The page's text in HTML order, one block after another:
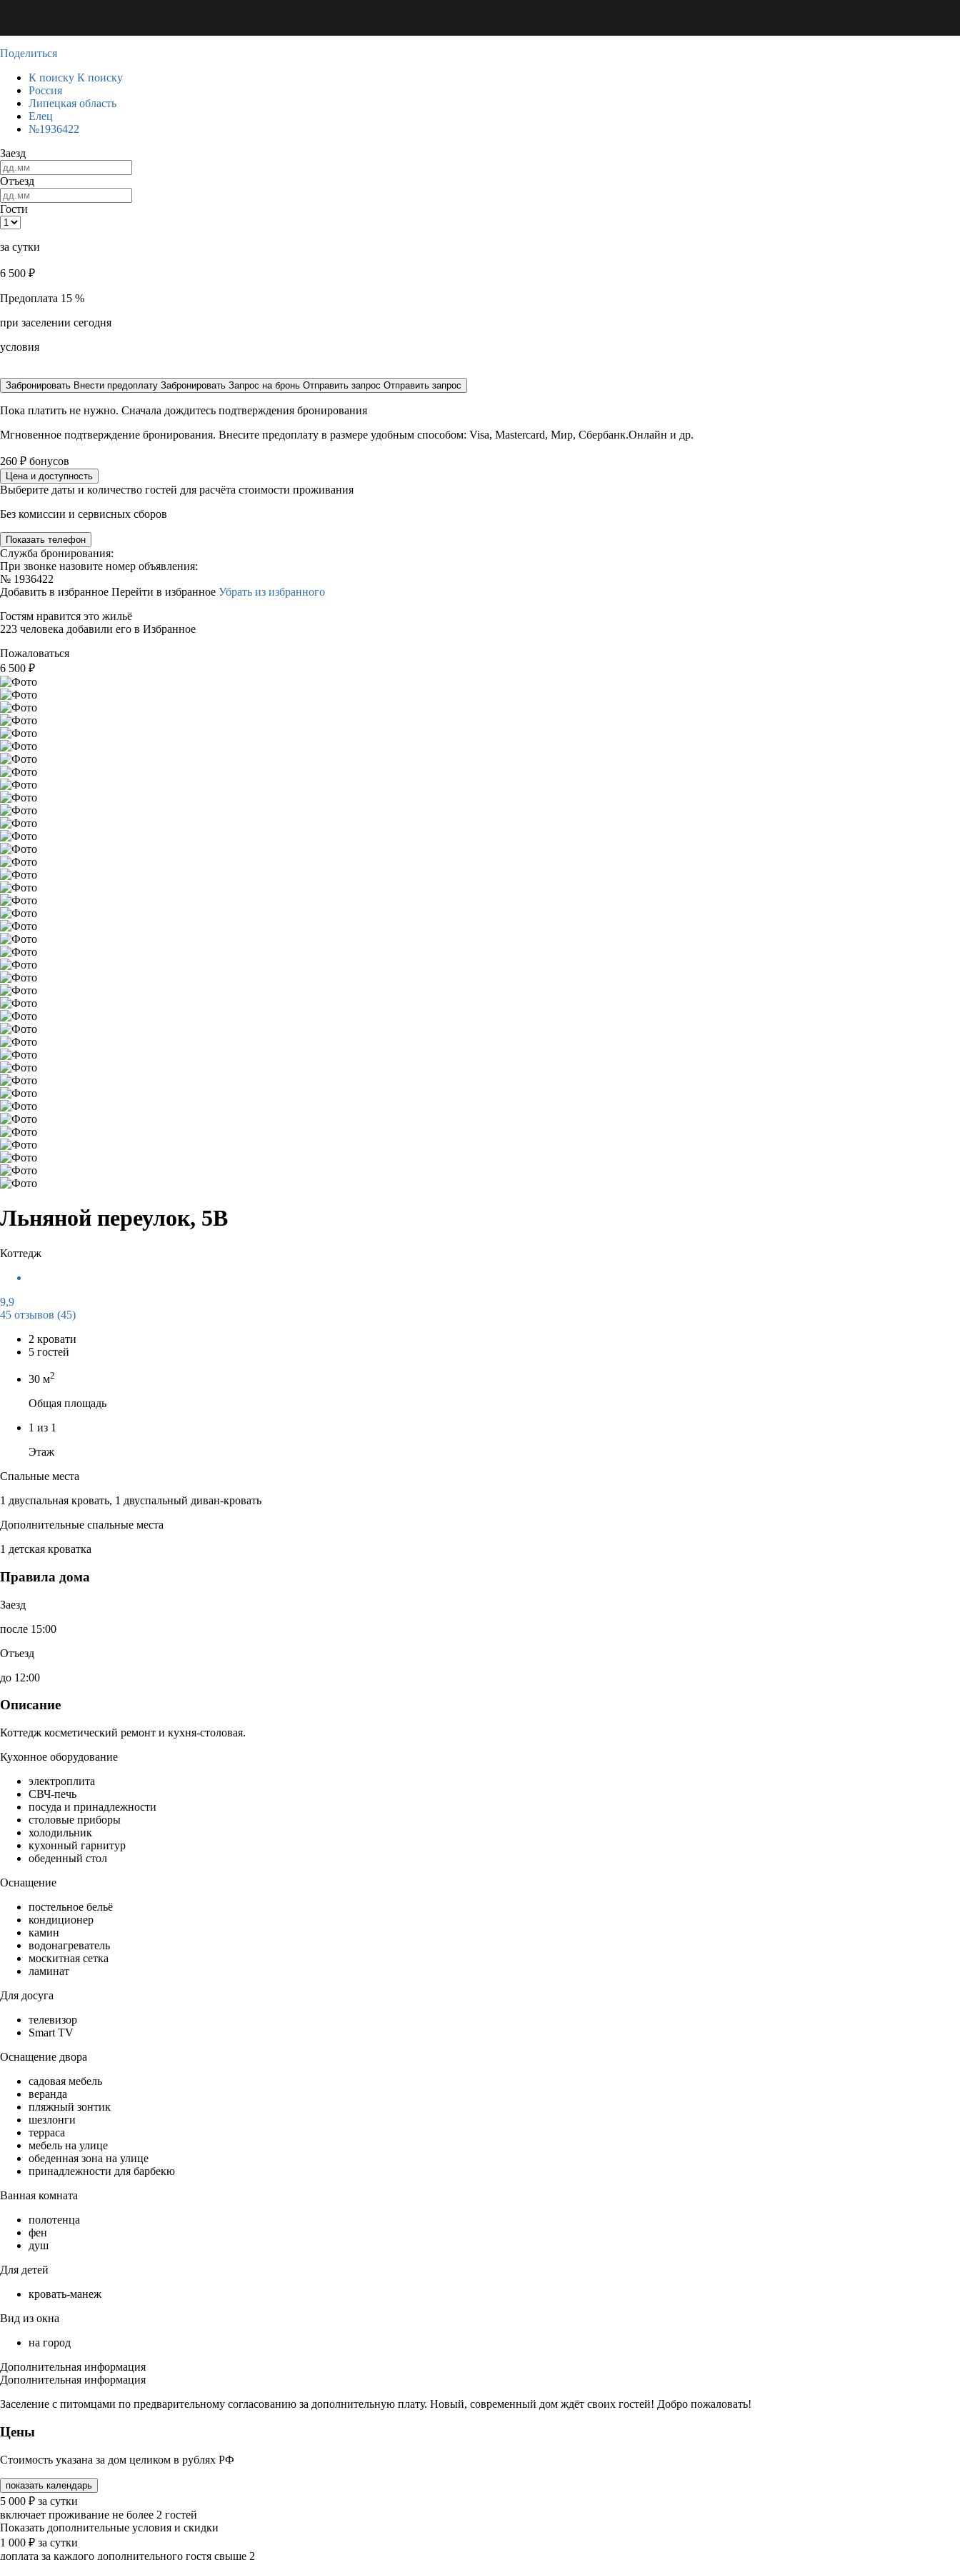
Поделиться
К поиску К поиску
Россия
Липецкая область
Елец
№1936422
Заезд
Отъезд
Гости
за сутки
6 500 ₽
Предоплата 15 %
при заселении сегодня
условия
Забронировать Внести предоплату Забронировать Запрос на бронь Отправить запрос Отправить запрос
Пока платить не нужно. Сначала дождитесь подтверждения бронирования
Мгновенное подтверждение бронирования. Внесите предоплату в размере удобным способом: Visa, Mastercard, Мир, Сбербанк.Онлайн и др.
260 ₽ бонусов
Цена и доступность
Выберите даты и количество гостей для расчёта стоимости проживания
Без комиссии и сервисных сборов
Показать телефон
Служба бронирования:
При звонке назовите номер объявления:
№ 1936422
Добавить в избранное Перейти в избранное Убрать из избранного
Гостям нравится это жильё
223 человека добавили его в Избранное
Пожаловаться
6 500 ₽
Льняной переулок, 5В
Коттедж
9,9
45 отзывов (45)
2 кровати
5 гостей
30 м2
Общая площадь
1 из 1
Этаж
Спальные места
1 двуспальная кровать, 1 двуспальный диван-кровать
Дополнительные спальные места
1 детская кроватка
Правила дома
Заезд
после 15:00
Отъезд
до 12:00
Описание
Коттедж косметический ремонт и кухня-столовая.
Кухонное оборудование
электроплита
СВЧ-печь
посуда и принадлежности
столовые приборы
холодильник
кухонный гарнитур
обеденный стол
Оснащение
постельное бельё
кондиционер
камин
водонагреватель
москитная сетка
ламинат
Для досуга
телевизор
Smart TV
Оснащение двора
садовая мебель
веранда
пляжный зонтик
шезлонги
терраса
мебель на улице
обеденная зона на улице
принадлежности для барбекю
Ванная комната
полотенца
фен
душ
Для детей
кровать-манеж
Вид из окна
на город
Дополнительная информация
Дополнительная информация
Заселение с питомцами по предварительному согласованию за дополнительную плату. Новый, современный дом ждëт своих гостей! Добро пожаловать!
Цены
Стоимость указана за дом целиком в рублях РФ
показать календарь
5 000 ₽ за сутки
включает проживание не более 2 гостей
Показать дополнительные условия и скидки
1 000 ₽ за сутки
доплата за каждого дополнительного гостя свыше 2